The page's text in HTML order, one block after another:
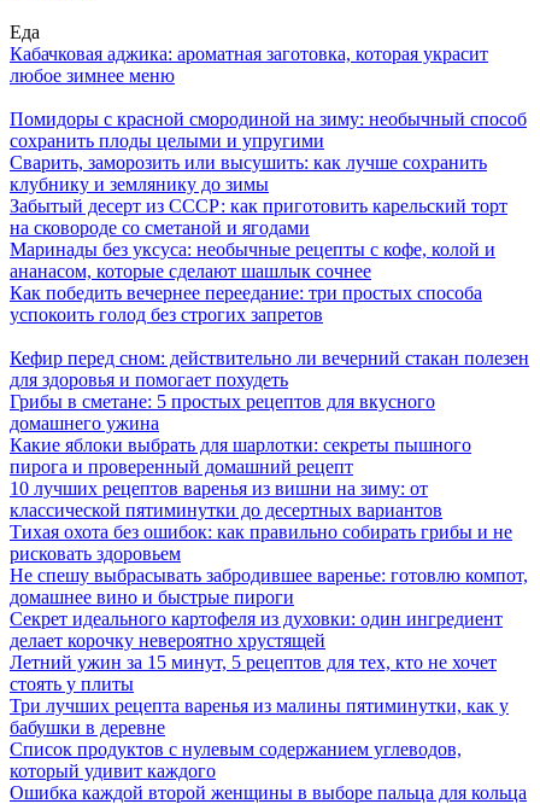
Еда
Кабачковая аджика: ароматная заготовка, которая украсит
любое зимнее меню
Помидоры с красной смородиной на зиму: необычный способ
сохранить плоды целыми и упругими
Сварить, заморозить или высушить: как лучше сохранить
клубнику и землянику до зимы
Забытый десерт из СССР: как приготовить карельский торт
на сковороде со сметаной и ягодами
Маринады без уксуса: необычные рецепты с кофе, колой и
ананасом, которые сделают шашлык сочнее
Как победить вечернее переедание: три простых способа
успокоить голод без строгих запретов
Кефир перед сном: действительно ли вечерний стакан полезен
для здоровья и помогает похудеть
Грибы в сметане: 5 простых рецептов для вкусного
домашнего ужина
Какие яблоки выбрать для шарлотки: секреты пышного
пирога и проверенный домашний рецепт
10 лучших рецептов варенья из вишни на зиму: от
классической пятиминутки до десертных вариантов
Тихая охота без ошибок: как правильно собирать грибы и не
рисковать здоровьем
Не спешу выбрасывать забродившее варенье: готовлю компот,
домашнее вино и быстрые пироги
Секрет идеального картофеля из духовки: один ингредиент
делает корочку невероятно хрустящей
Летний ужин за 15 минут, 5 рецептов для тех, кто не хочет
стоять у плиты
Три лучших рецепта варенья из малины пятиминутки, как у
бабушки в деревне
Список продуктов с нулевым содержанием углеводов,
который удивит каждого
Ошибка каждой второй женщины в выборе пальца для кольца